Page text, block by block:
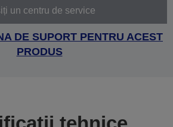
un centru de service
DE SUPORT PENTRU ACEST
PRODUS